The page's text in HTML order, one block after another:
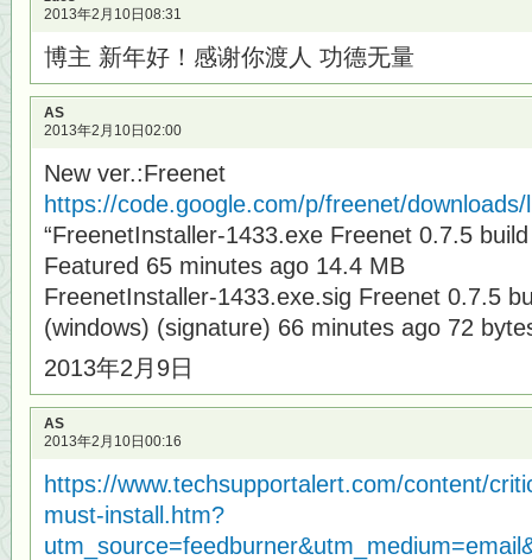
2013年2月10日08:31
博主 新年好！感谢你渡人 功德无量
AS
2013年2月10日02:00
New ver.:Freenet
https://code.google.com/p/freenet/downloads/
“FreenetInstaller-1433.exe Freenet 0.7.5
Featured 65 minutes ago 14.4 MB
FreenetInstaller-1433.exe.sig Freenet 0.7.5
(windows) (signature) 66 minutes ago 72
2013年2月9日
AS
2013年2月10日00:16
https://www.techsupportalert.com/content/
must-install.htm?